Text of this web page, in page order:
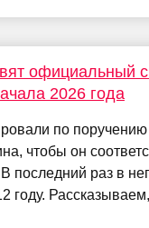
официальный
2026 года
по
чтобы он
последний раз в
году.